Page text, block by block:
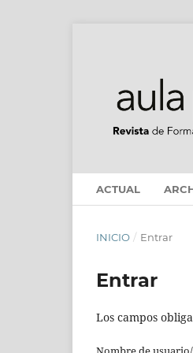
ACTUAL
INICIO / Entrar
Entrar
Los campos